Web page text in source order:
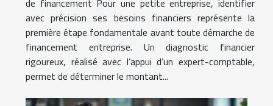
de financement Pour une petite entreprise, identifier
avec précision ses besoins financiers représente la
première étape fondamentale avant toute démarche de
financement entreprise. Un diagnostic financier
rigoureux, réalisé avec l’appui d’un expert-comptable,
permet de déterminer le montant...